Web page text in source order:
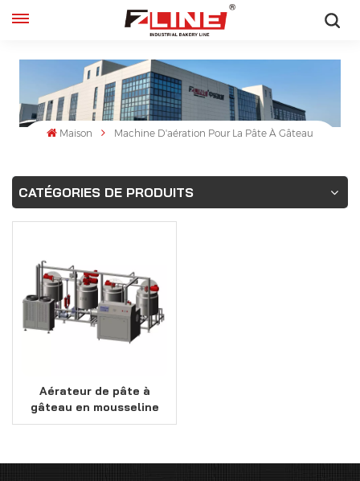
français
español
Maison Machine D'aération Pour La Pâte À Gâteau
CATÉGORIES DE PRODUITS
Aérateur de pâte à
gâteau en mousseline
d'une capacité de 500